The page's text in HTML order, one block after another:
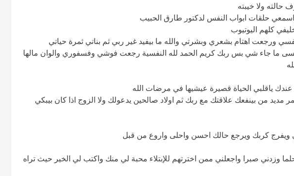
حالته ولا خيبته
حلقات ابواب النفس لدكتور طارق الحبيب
كلهم اليوتيوب
ورجعت اهتام بشعري وبشرتي والله ما بيفيد غير ربي ثم بناتي ثمرة حياتي
ما جاء شي بس ربك كريم الحمد لله النفسية رجعت فوشي وفسفوري والوان مالها
عندك ياقلبي الحياة قصيرة عيشيها في مرضات الله
مديد من بينفعك علاقتك مع ربك ثم اولاد صالحين يدعولك ولا الزوج اذا كان بيبكي
ويفرج كربك ويرجع حالك احسن واحلى واروع من قبل
وزدني صبرا واجعلني ممن اخترتهم للإبتلاء محبة لي منك واكتب لي الخير حيث تراه